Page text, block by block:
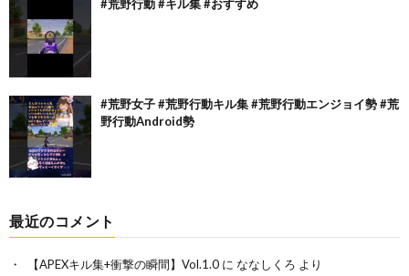
#荒野行動 #キル集 #おすすめ
#荒野女子 #荒野行動キル集 #荒野行動エンジョイ勢 #荒
野行動Android勢
最近のコメント
【APEXキル集+衝撃の瞬間】Vol.1.0 に ななしくろ より